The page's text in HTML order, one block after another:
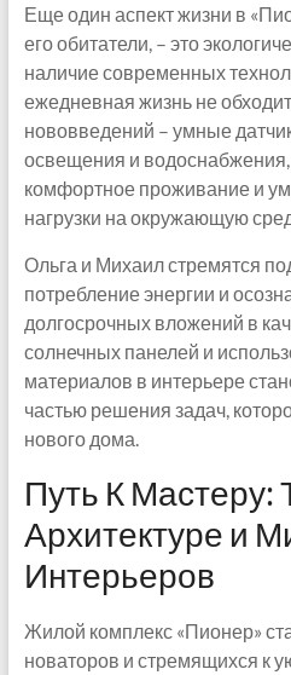
Еще один аспект жизни в
его обитатели, – это
наличие современных
ежедневная жизнь не
нововведений – умные
освещения и
комфортное проживание и
нагрузки на окружающую
Ольга и Михаил стремятся
потребление энергии и
долгосрочных вложений в
солнечных панелей и
материалов в интерьере
частью решения задач,
нового дома.
Путь К Мастеру:
Архитектуре и
Интерьеров
Жилой комплекс «Пионер»
новаторов и стремящихся к